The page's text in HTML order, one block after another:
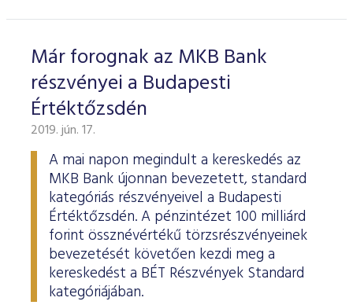
Már forognak az MKB Bank
részvényei a Budapesti
Értéktőzsdén
2019. jún. 17.
A mai napon megindult a kereskedés az
MKB Bank újonnan bevezetett, standard
kategóriás részvényeivel a Budapesti
Értéktőzsdén. A pénzintézet 100 milliárd
forint össznévértékű törzsrészvényeinek
bevezetését követően kezdi meg a
kereskedést a BÉT Részvények Standard
kategóriájában.